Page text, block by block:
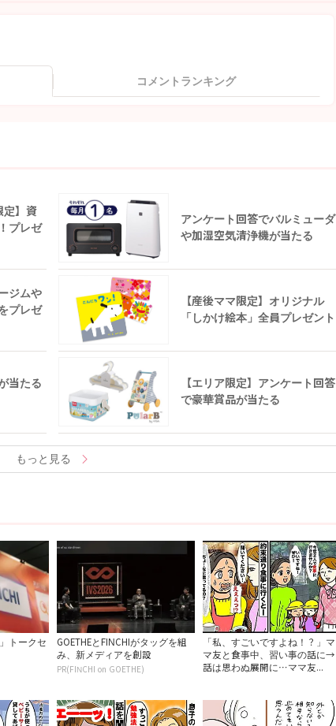
コメントランキング
定】資
プレゼ
アンケート回答でバルミューダ
や加湿空気清浄機が当たる
ジムや
プレゼ
【産後ママ限定】オリジナル
「しかけ絵本」全員プレゼント
当たる
【エリア限定】アンケート回答
で豪華賞品が当たる
もっと見る
トークセ
GOETHEとFINCHIがタッグを組
み、新メディアを創設
PR(FINCHI on GOETHE)
「私、すごいですよね！？」マ
マ友と食事中、習い事の話に→
話は思わぬ展開に…ママ友...